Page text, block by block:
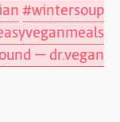
#wintersoup
– dr.vegan